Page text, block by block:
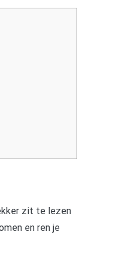
zit te lezen
en ren je